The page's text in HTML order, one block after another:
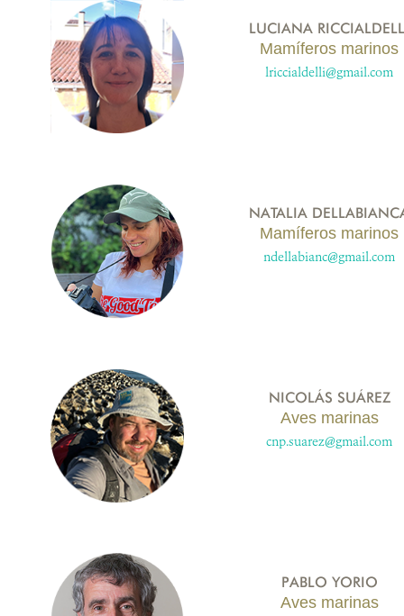
LUCIANA
Mamíferos marinos
lriccialdelli@gmail.com
NATALIA
Mamíferos marinos
ndellabianc@gmail.com
NICOLÁS SUÁREZ
Aves marinas
cnp.suarez@gmail.com
PABLO YORIO
Aves marinas